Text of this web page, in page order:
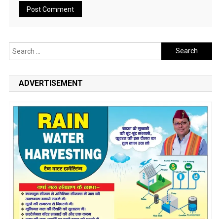
Search
for:
ADVERTISEMENT